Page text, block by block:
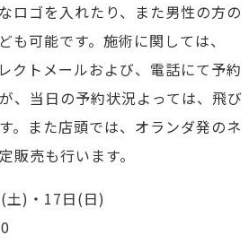
ロゴを入れたり、また男性の方の
も可能です。施術に関しては、
クトメールおよび、電話にて予約
、当日の予約状況よっては、飛び
。また店頭では、オランダ発のネ
販売も行います。
土)・17日(日)